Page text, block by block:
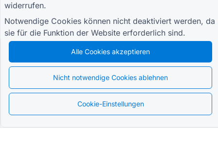
Anmeldeformular für Studierende
Werbeformular für Werbung
Formular zur Veranstaltungsbewertung
Gesundheitsformular
Formular für das Restaurant-Bestellsystem
Projektbewertungsformular für den Bau
Lieferantenbewertungsformular für Logistik
Serviceanfrageformular für Versorgungsunternehmen
Formular zur Kundenbindung
widerrufen.
Notwendige Cookies können nicht deaktiviert werden, da
sie für die Funktion der Website erforderlich sind.
Alle Cookies akzeptieren
Nicht notwendige Cookies ablehnen
Cookie-Einstellungen